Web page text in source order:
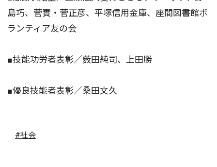
島巧、菅實・菅正彦、平塚信用金庫、座間図書館ボ
ランティア友の会
■技能功労者表彰／薮田純司、上田勝
■優良技能者表彰／桑田文久
#社会